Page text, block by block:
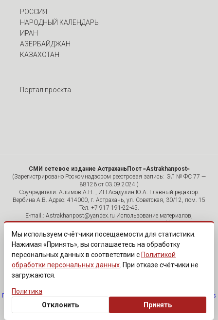
РОССИЯ
НАРОДНЫЙ КАЛЕНДАРЬ
ИРАН
АЗЕРБАЙДЖАН
КАЗАХСТАН
Портал проекта
СМИ сетевое издание АстраханьПост «Astrakhanpost»
(Зарегистрировано Роскомнадзором реестровая запись: ЭЛ № ФС 77 —
88126 от 03.09.2024.)
Соучредители: Алымов А.Н. , ИП Асадулин Ю.А. Главный редактор:
Вербина А.В. Адрес: 414000, г. Астрахань, ул. Советская, 30/12, пом. 15
Тел. +7 917 191-22-45.
E-mail.: Astrakhanpost@yandex.ru Использование материалов,
размещенных на страницах сетевого издания «Astrakhanpost»,
допускается исключительно с указанием источника и публикацией
активной гиперссылки на портал Astrakhanpost.ru. Комментарии
читателей сайта размещаются без предварительного редактирования.
Редакция оставляет за собой право удалить их с сайта или
отредактировать, если указанные сообщения нарушают законы РФ.
«САЙТ ПРЕДНАЗНАЧЕН ДЛЯ АУДИТОРИИ 18+»
Политика обработки персональных данных·Изменить согласие на cookies
Мы используем счётчики посещаемости для статистики.
Нажимая «Принять», вы соглашаетесь на обработку
персональных данных в соответствии с Политикой
обработки персональных данных . При отказе счётчики не
загружаются.
Политика
Отклонить
Принять